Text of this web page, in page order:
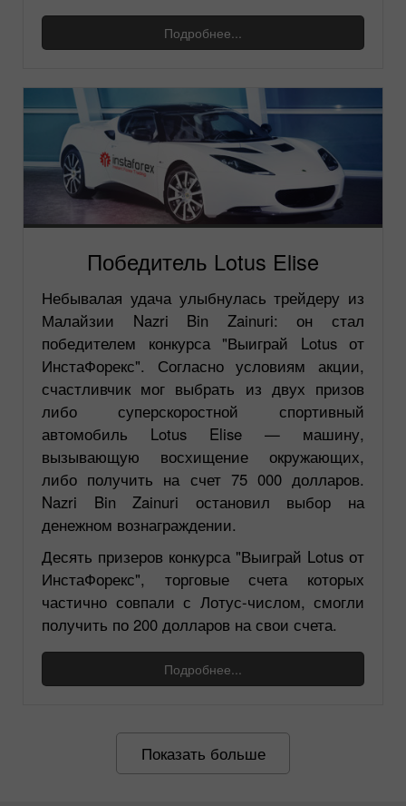
Подробнее...
Победитель Lotus Elise
Небывалая удача улыбнулась трейдеру из
Малайзии Nazri Bin Zainuri: он стал
победителем конкурса "Выиграй Lotus от
ИнстаФорекс". Согласно условиям акции,
счастливчик мог выбрать из двух призов
либо суперскоростной спортивный
автомобиль Lotus Elise — машину,
вызывающую восхищение окружающих,
либо получить на счет 75 000 долларов.
Nazri Bin Zainuri остановил выбор на
денежном вознаграждении.
Десять призеров конкурса "Выиграй Lotus от
ИнстаФорекс", торговые счета которых
частично совпали с Лотус-числом, смогли
получить по 200 долларов на свои счета.
Подробнее...
Показать больше